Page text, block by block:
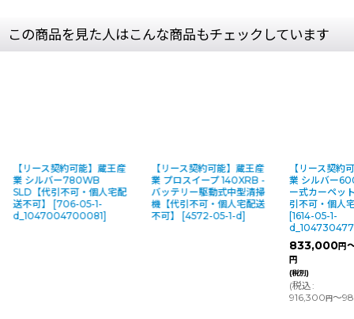
この商品を見た人はこんな商品もチェックしています
【リース契約可能】蔵王産
業 シルバー780WB
SLD【代引不可・個人宅配
送不可】
[706-05-1-
d_1047004700081]
【リース契約可能】蔵王産
業 プロスイープ 140XRB -
バッテリー駆動式中型清掃
機【代引不可・個人宅配送
不可】
[4572-05-1-d]
【リース契約
業 シルバー
ー式カーペッ
引不可・個人
[1614-05-1-
833,000円
円
(税別)
(税込:
916,300円～